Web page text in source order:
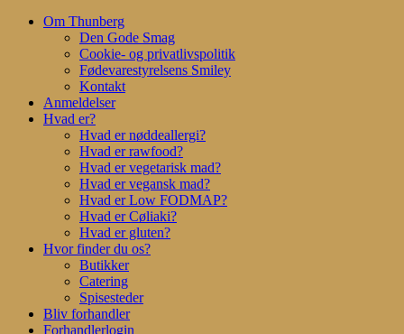
Om Thunberg
Den Gode Smag
Cookie- og privatlivspolitik
Fødevarestyrelsens Smiley
Kontakt
Anmeldelser
Hvad er?
Hvad er nøddeallergi?
Hvad er rawfood?
Hvad er vegetarisk mad?
Hvad er vegansk mad?
Hvad er Low FODMAP?
Hvad er Cøliaki?
Hvad er gluten?
Hvor finder du os?
Butikker
Catering
Spisesteder
Bliv forhandler
Forhandlerlogin